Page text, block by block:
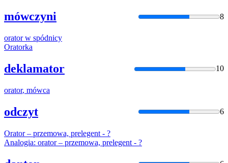
mówczyni 8
oratorw spódnicy
Oratorka
deklamator 10
orator, mówca
odczyt 6
Orator– przemowa, prelegent - ?
Analogia: orator– przemowa, prelegent - ?